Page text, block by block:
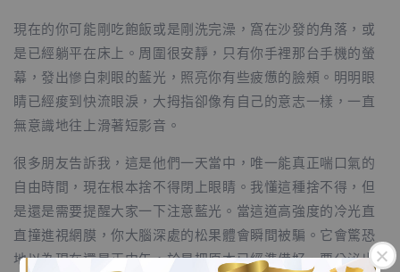
現在的你可能剛吃飽飯或是剛洗完澡，窩在沙發的角落，或
是已經躺平在床上。周圍很安靜，只有你手裡那台手機的螢
幕，發出慘白刺眼的藍光，照亮你有些疲憊的臉頰。明明眼
睛已經痠到快流眼淚，大拇指卻像有自己的意志一樣，一直
無意識地往上滑著短影音。
很多朋友告訴我，這是他們一天當中，唯一能真正喘口氣的
自由時間，現在根本捨不得閉上眼睛。我懂這種捨不得，但
是還是需要提醒大家一下注意藍光。當這道高強度的冷光直
直撞進視網膜，你大腦深處的松果體會瞬間被騙。它會驚恐
地以為現在還是正中午，於是把原本已經準備好、要分泌出